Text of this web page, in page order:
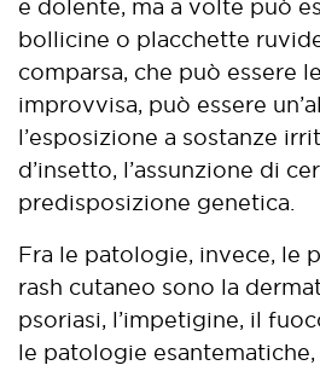
e dolente, ma a volte può
bollicine o placchette
comparsa, che può essere
improvvisa, può essere
l’esposizione a sostanze
d’insetto, l’assunzione di
predisposizione genetica.
Fra le patologie, invece, le
rash cutaneo sono la
psoriasi, l’impetigine, il
le patologie esantematiche,